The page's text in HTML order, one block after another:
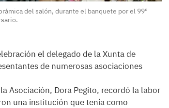
del salón, durante el banquete por el 99º
el delegado de la Xunta de
de numerosas asociaciones
Asociación, Dora Pegito, recordó la labor
una institución que tenía como